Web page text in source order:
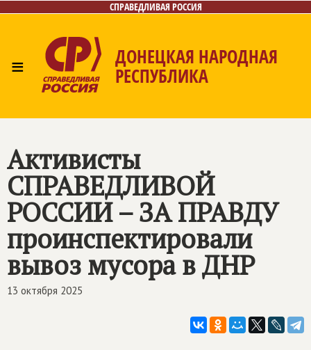
СПРАВЕДЛИВАЯ РОССИЯ
≡ ДОНЕЦКАЯ НАРОДНАЯ
РЕСПУБЛИКА
Активисты
СПРАВЕДЛИВОЙ
РОССИИ – ЗА ПРАВДУ
проинспектировали
вывоз мусора в ДНР
13 октября 2025